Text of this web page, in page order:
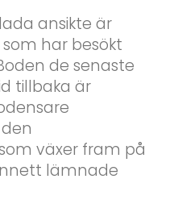
ansikte är
har besökt
de senaste
tillbaka är
växer fram på
lämnade